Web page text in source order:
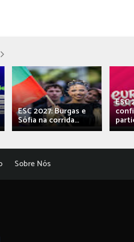
ESC 2027: Burgas e
Sófia na corrida...
ESC
Sobre Nós